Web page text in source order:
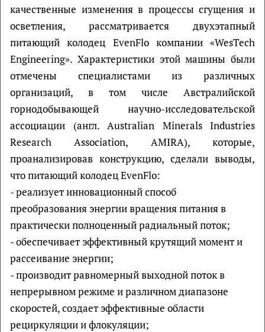
качественные изменения в процессы сгущения и
осветления, рассматривается двухэтапный
питающий колодец EvenFlo компании «WesTech
Engineering». Характеристики этой машины были
отмечены специалистами из различных
организаций, в том числе Австралийской
горнодобывающей научно-исследовательской
ассоциации (англ. Australian Minerals Industries
Research Association, AMIRA), которые,
проанализировав конструкцию, сделали выводы,
что питающий колодец EvenFlo:
- реализует инновационный способ
преобразования энергии вращения питания в
практически полноценный радиальный поток;
- обеспечивает эффективный крутящий момент и
рассеивание энергии;
- производит равномерный выходной поток в
непрерывном режиме и различном диапазоне
скоростей, создает эффективные области
рециркуляции и флокуляции;